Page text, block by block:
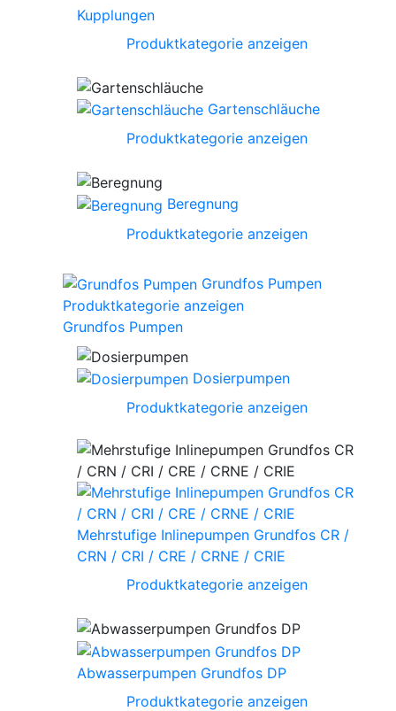
Kupplungen
Produktkategorie anzeigen
Gartenschläuche
Produktkategorie anzeigen
Beregnung
Produktkategorie anzeigen
Grundfos Pumpen
Produktkategorie anzeigen
Grundfos Pumpen
Dosierpumpen
Produktkategorie anzeigen
Mehrstufige Inlinepumpen Grundfos CR /
CRN / CRI / CRE / CRNE / CRIE
Produktkategorie anzeigen
Abwasserpumpen Grundfos DP
Produktkategorie anzeigen